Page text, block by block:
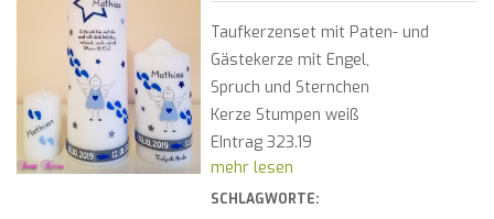
Taufkerzenset mit Paten- und
Gästekerze mit Engel,
Spruch und Sternchen
Kerze Stumpen weiß
EIntrag 323.19
mehr lesen
SCHLAGWORTE: